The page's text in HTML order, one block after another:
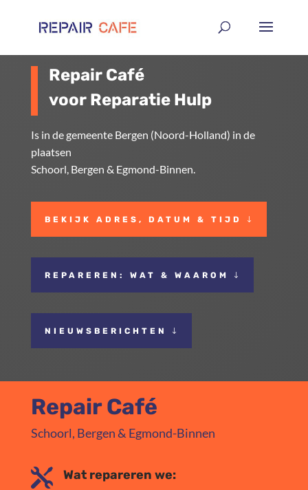
Repair Café
voor Reparatie Hulp
Is in de gemeente Bergen (Noord-Holland) in de
plaatsen
Schoorl, Bergen & Egmond-Binnen.
BEKIJK ADRES, DATUM & TIJD
REPAREREN: WAT & WAAROM
NIEUWSBERICHTEN
Repair Café
Schoorl, Bergen & Egmond-Binnen
 Wat repareren we: